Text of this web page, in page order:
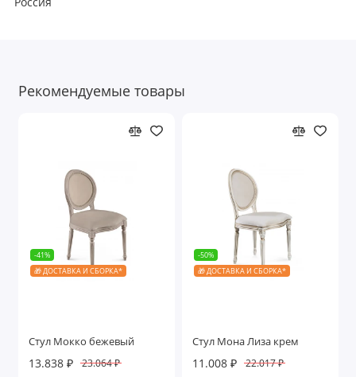
Рекомендуемые товары
-41%
🎁 ДОСТАВКА И СБОРКА*
Стул Мокко бежевый
13.838 ₽ 23.064 ₽
-50%
🎁 ДОСТАВКА И СБОРКА*
Стул Мона Лиза крем
11.008 ₽ 22.017 ₽